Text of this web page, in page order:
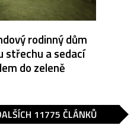
rodinný dům
střechu a sedací
do zeleně
11775 ČLÁNKŮ